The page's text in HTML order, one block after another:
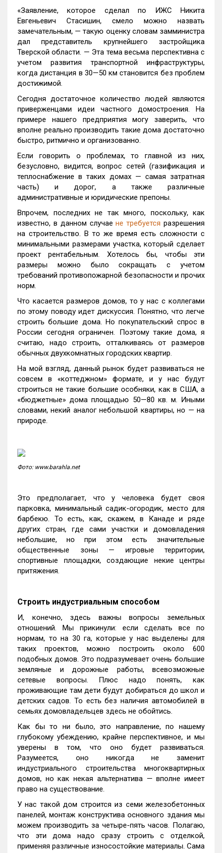
«Заявление, которое сделал по ИЖС Никита
Евгеньевич Стасишин, смело можно назвать
замечательным, — такую оценку словам замминистра
дал представитель крупнейшего застройщика
Тверской области. — Эта тема весьма перспективна с
учетом развития транспортной инфраструктуры,
когда дистанция в 30—50 км становится без проблем
достижимой.
Сегодня достаточное количество людей являются
приверженцами идеи частного домостроения. На
примере нашего предприятия могу заверить, что
вполне реально производить такие дома достаточно
быстро, ритмично и организованно.
Если говорить о проблемах, то главной из них,
безусловно, видится, вопрос сетей (газификация и
теплоснабжение в таких домах — самая затратная
часть) и дорог, а также различные
административные и юридические препоны.
Впрочем, последних не так много, поскольку, как
известно, в данном случаене требуется разрешения
на строительство. В то же время есть сложности с
минимальными размерами участка, который сделает
проект рентабельным. Хотелось бы, чтобы эти
размеры можно было сокращать с учетом
требований противопожарной безопасности и прочих
норм.
Что касается размеров домов, то у нас с коллегами
по этому поводу идет дискуссия. Понятно, что легче
строить большие дома. Но покупательский спрос в
России сегодня ограничен. Поэтому такие дома, я
считаю, надо строить, отталкиваясь от размеров
обычных двухкомнатных городских квартир.
На мой взгляд, данный рынок будет развиваться не
совсем в «коттеджном» формате, и у нас будут
строиться не такие большие особняки, как в США, а
«бюджетные» дома площадью 50—80 кв. м. Иными
словами, некий аналог небольшой квартиры, но — на
природе.
Фото: www.barahla.net
Это предполагает, что у человека будет своя
парковка, минимальный садик-огородик, место для
барбекю. То есть, как, скажем, в Канаде и ряде
других стран, где сами участки и домовладения
небольшие, но при этом есть значительные
общественные зоны — игровые территории,
спортивные площадки, создающие некие центры
притяжения.
Строить индустриальным способом
И, конечно, здесь важны вопросы земельных
отношений. Мы прикинули: если сделать все по
нормам, то на 30 га, которые у нас выделены для
таких проектов, можно построить около 600
подобных домов. Это подразумевает очень большие
земляные и дорожные работы, всевозможные
сетевые вопросы. Плюс надо понять, как
проживающие там дети будут добираться до школ и
детских садов. То есть без наличия автомобилей в
семьях домовладельцев здесь не обойтись.
Как бы то ни было, это направление, по нашему
глубокому убеждению, крайне перспективное, и мы
уверены в том, что оно будет развиваться.
Разумеется, оно никогда не заменит
индустриального строительства многоквартирных
домов, но как некая альтернатива — вполне имеет
право на существование.
У нас такой дом строится из семи железобетонных
панелей, монтаж конструктива основного здания мы
можем производить за четыре-пять часов. Полагаю,
что эти дома надо сразу строить с отделкой,
применяя различные износостойкие материалы. Сама